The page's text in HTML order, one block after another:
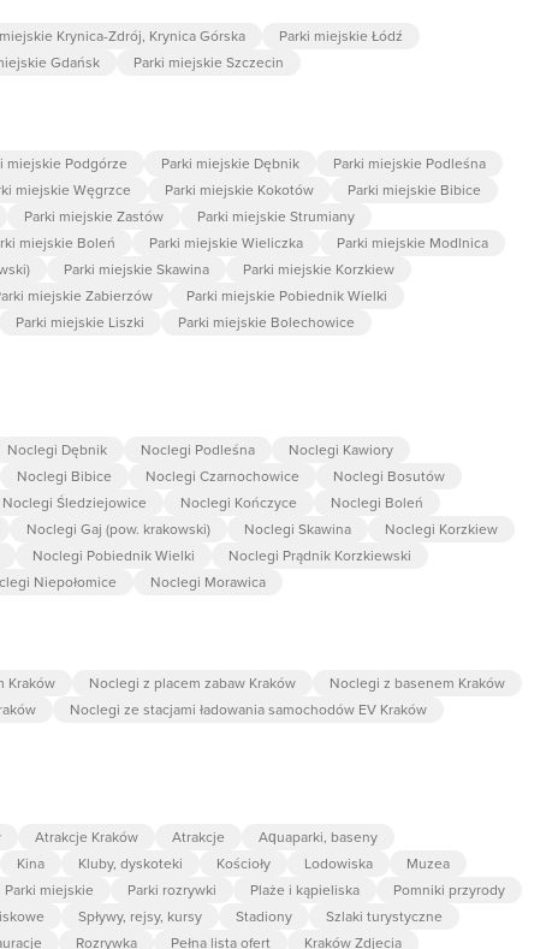
Krynica-Zdrój, Krynica Górska
Parki miejskie Łódź
Gdańsk Parki miejskie Szczecin
miejskie Podgórze Parki miejskie Dębnik
Parki miejskie Podleśna
miejskie Węgrzce Parki miejskie Kokotów
Parki miejskie Bibice
Parki miejskie Zastów
Parki miejskie Strumiany
miejskie Boleń Parki miejskie Wieliczka
Parki miejskie Modlnica
Parki miejskie Skawina
Parki miejskie Korzkiew
miejskie Zabierzów
Parki miejskie Pobiednik Wielki
Parki miejskie Liszki
Parki miejskie Bolechowice
Noclegi Dębnik Noclegi Podleśna
Noclegi Kawiory
Noclegi Bibice Noclegi Czarnochowice
Noclegi Bosutów
Noclegi Śledziejowice Noclegi Kończyce
Noclegi Boleń
Noclegi Gaj (pow. krakowski) Noclegi Skawina
Noclegi Korzkiew
Noclegi Pobiednik Wielki
Noclegi Prądnik Korzkiewski
Niepołomice Noclegi Morawica
Kraków Noclegi z placem zabaw Kraków
Noclegi z basenem Kraków
Noclegi ze stacjami ładowania samochodów EV Kraków
Atrakcje Kraków Atrakcje
Aquaparki, baseny
Kina Kluby, dyskoteki Kościoły Lodowiska
Muzea
Parki miejskie Parki rozrywki Plaże i kąpieliska
Pomniki przyrody
Spływy, rejsy, kursy Stadiony
Szlaki turystyczne
Rozrywka Pełna lista ofert Kraków Zdjecia